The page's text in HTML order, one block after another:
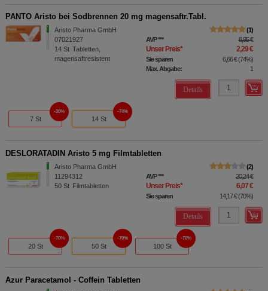
PANTO Aristo bei Sodbrennen 20 mg magensaftr.Tabl.
Aristo Pharma GmbH
07021927
14 St Tabletten,
magensaftresistent
1
AVP*** 8,95 €
Unser Preis* 2,29 €
Sie sparen 6,66 €(74%)
Max. Abgabe:
1
Details
7 St
20%
14 St
74%
DESLORATADIN Aristo 5 mg Filmtabletten
Aristo Pharma GmbH
11294312
50 St Filmtabletten
2
AVP*** 20,24 €
Unser Preis* 6,07 €
Sie sparen 14,17 €(70%)
Details
20 St
70%
50 St
70%
100 St
70%
Azur Paracetamol - Coffein Tabletten